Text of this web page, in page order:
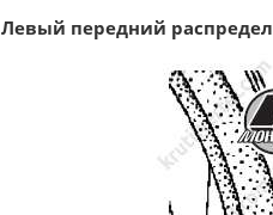
Левый передний